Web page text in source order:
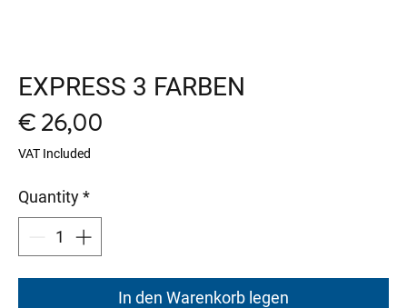
EXPRESS 3 FARBEN
€ 26,00
VAT Included
Quantity*
In den Warenkorb legen